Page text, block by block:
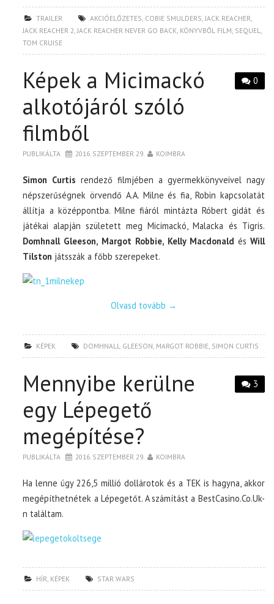
TRAILER AKCIÓELŐZETES COBIE SMULDERS JACK REACHER
JACK REACHER 2 JACK REACHER NEVER GO BACK KÖNYVBŐL FILM SEQUEL
TOM CRUISE
0
Képek a Micimackó
alkotójáról szóló
filmből
PUBLIKÁLTA 2016. SZEPTEMBER 29. KOIMBRA
Simon Curtis rendező filmjében a gyermekkönyveivel nagy
népszerűségnek örvendő A.A. Milne és fia, Robin kapcsolatát
állítja a középpontba. Milne fiáról mintázta Róbert gidát és
játékai alapján született meg Micimackó, Malacka és Tigris.
Domhnall Gleeson, Margot Robbie, Kelly Macdonald és Will
Tilston játsszák a főbb szerepeket.
Olvasd tovább →
KÉPEK DOMHNALL GLEESON MARGOT ROBBIE SIMON CURTIS
3
Mennyibe kerülne
egy Lépegető
megépítése?
PUBLIKÁLTA 2016. SZEPTEMBER 29. KOIMBRA
Ha lenne úgy 226,5 millió dollárotok és a TEK is hagyna, akkor
megépíthetnétek a Lépegetőt. A számítást a BestCasino.Co.Uk-
n találtam.
HÍR KÉPEK STAR WARS